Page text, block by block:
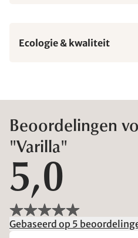
Ecologie & kwaliteit
Beoordelingen
"Varilla"
5,0
Gebaseerd op 5